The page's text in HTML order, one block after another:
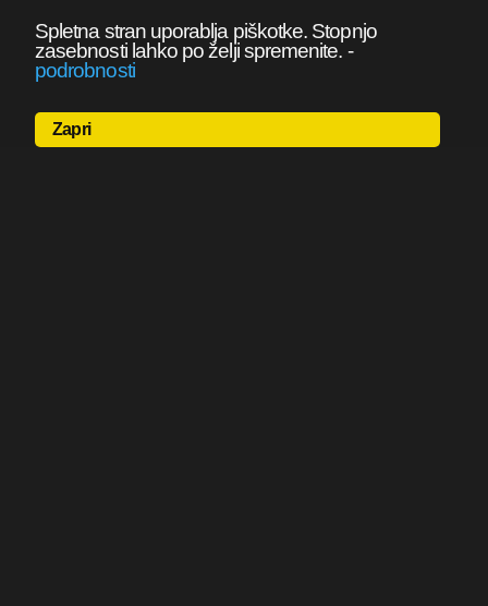
Spletna stran uporablja piškotke. Stopnjo
zasebnosti lahko po želji spremenite. -
podrobnosti
Zapri